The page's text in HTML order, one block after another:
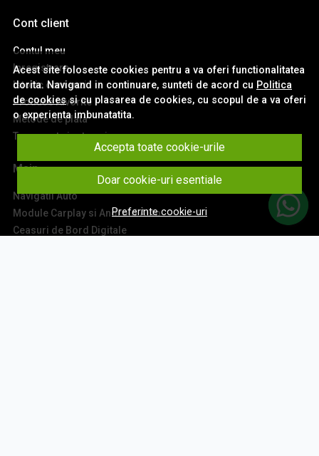
Acest site foloseste cookies pentru a va oferi functionalitatea
dorita. Navigand in continuare, sunteti de acord cu Politica
de cookiessi cu plasarea de cookies, cu scopul de a va oferi
o experienta imbunatatita.
Accepta toate cookie-urile
Doar cookie-uri esentiale
Preferinte cookie-uri
Cont client
Contul meu
Inregistrare
Istoric comenzi
Produse favorite
Metode de plata
Transport si retururi
Main
Navigatii Auto
Module Carplay si Android Auto
Ceasuri de Bord Digitale